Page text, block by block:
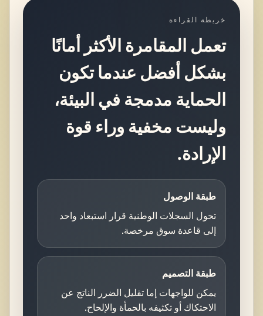
خريطة القراءة
تعمل المقامرة الأكثر أمانًا
بشكل أفضل عندما تكون
الحماية مدمجة في البيئة،
وليست مخفية وراء قوة
الإرادة.
طبقة الوصول
تحول السجلات الوطنية قرار استبعاد واحد
إلى قاعدة سوق مرخصة.
طبقة التصميم
يمكن للواجهات إما تقليل الضرر الناتج عن
الاحتكاك أو تكثيفه بالحمأة والإلحاح.